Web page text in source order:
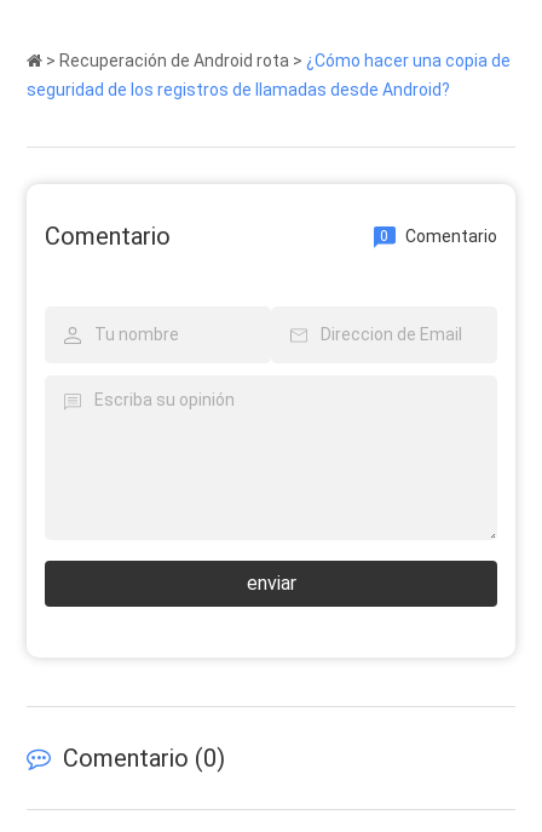
> Recuperación de Android rota > ¿Cómo hacer una copia de
seguridad de los registros de llamadas desde Android?
Comentario 0 Comentario
enviar
Comentario (0)